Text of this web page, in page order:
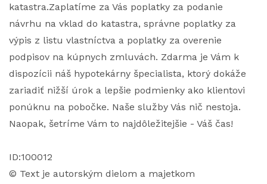
katastra.Zaplatíme za Vás poplatky za podanie
návrhu na vklad do katastra, správne poplatky za
výpis z listu vlastníctva a poplatky za overenie
podpisov na kúpnych zmluvách. Zdarma je Vám k
dispozícii náš hypotekárny špecialista, ktorý dokáže
zariadiť nižší úrok a lepšie podmienky ako klientovi
ponúknu na pobočke. Naše služby Vás nič nestoja.
Naopak, šetríme Vám to najdôležitejšie - Váš čas!
ID:100012
© Text je autorským dielom a majetkom